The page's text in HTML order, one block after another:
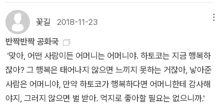
수 있는 것이 많지 않으나, 조심해야 할 것 같은 마음은 있는 것
같습니다. 엄마가 만든 따뜻한 저녁을 먹고, 텔레비전 뉴스를 보
고. 오늘 도착한 택배의 새 책을 확인하는 저녁시간. 불안한 점도
있고, 걱정되는 점도 있지만, 아직은 잘 지내고 있구나, 그렇게 생
각해야겠다, 고 생각하기로 했습니다. 이번주는 지난주보다 더 빠
른 속도로 주말이 된 것 같습니다. 며칠 사이에 가까운 아파트의
나무들은 거의 잎이 사라졌습니다. 나무엔 조금 노란색 잎이 남아
를 거치고 난 후 작가는 여름을 독일에서 보내기 위해 냉장고의
음식을 서서히 비우기 시작했다. 뮌헨에서 두 달, 베를린에서 두
달을 보낸뒤 귀국하게 되는 일정이었다. 『마리카의 장갑』의 배경
이 되었던 라트비아를 방문했던 이야기를 한다. 라트비아에서 샀
던 꿀로 만든 영양크림과 꿀비누가 좋은 이유를 말한다. 보존료를
넣지 않았고, 천연 재료로 만든다. 또한 라트비아에 갈 일이 있다
면 꼭 추천하고 싶은 것이 '에비야'라는 연고다. 꿀을 사용한 만능
의 행동을 반성하는 남편으로 감정이입을 한다. 오래전 죽은 문인
가와바타 야스나리를 사랑하는 후지산 이마(이마 선이 후지산 처
럼 생긴 여성)의 의뢰는 한편의 코미디 같지만 외뢰인도 대필자
도 심각하다. 후지산은 퇴직 후 야스나리 씨가 살던 이 마을 가마
쿠라에 이사와서 살며, 같은 경치를 보고 계절을 느끼며 살아간
다. “야스나리 씨를 상상하면요, 이렇게 가슴이 찡하니 아파와요.
그러나 그다음에 몸의 골수에서 달콤한 물방울이 배어나온다고
서 발췌
꽃길 2018-11-23
반짝반짝 공화국
'맞아, 어떤 사람이든 어머니는 어머니야. 하토코는 지금 행복하
잖아? 그 행복은 태어나지 않으면 느끼지 못하는 거잖아, 낳아준
사람은 어머니야, 만약 하토코가 행복하다면 어머니한테 감사해
야지, 그러지 않으면 벌 받아. 억지로 좋아할 필요는 없으니까.'